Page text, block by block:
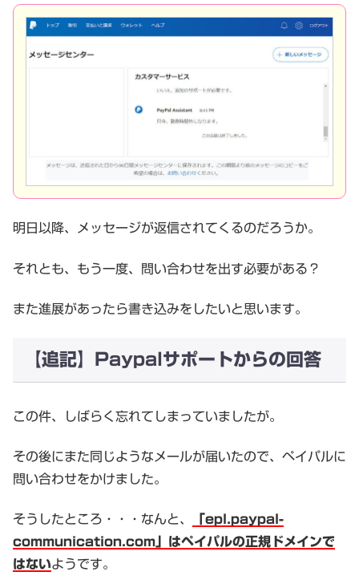
明日以降、メッセージが返信されてくるのだろうか。
それとも、もう一度、問い合わせを出す必要がある？
また進展があったら書き込みをしたいと思います。
【追記】Paypalサポートからの回答
この件、しばらく忘れてしまっていましたが。
その後にまた同じようなメールが届いたので、ペイパルに
問い合わせをかけました。
そうしたところ・・・なんと、
「epl.paypal-
communication.com」はペイパルの正規ドメインで
はないようです。